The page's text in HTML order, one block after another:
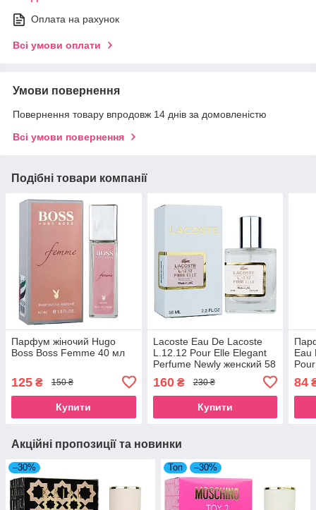
Оплата на рахунок
Всі умови оплати
Умови повернення
Повернення товару впродовж 14 днів за домовленістю
Всі умови повернення
Подібні товари компанії
Парфум жіночий Hugo
Boss Boss Femme 40 мл
125 ₴ 150 ₴
Купити
Lacoste Eau De Lacoste
L.12.12 Pour Elle Elegant
Perfume Newly женский 58
160₴ 230 ₴
Купити
Eau
84
Акційні пропозиції та новинки
–30% Топ –30%